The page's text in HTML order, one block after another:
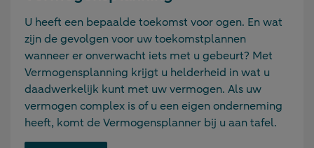
U heeft een bepaalde toekomst voor ogen. En wat
zijn de gevolgen voor uw toekomstplannen
wanneer er onverwacht iets met u gebeurt? Met
Vermogensplanning krijgt u helderheid in wat u
daadwerkelijk kunt met uw vermogen. Als uw
vermogen complex is of u een eigen onderneming
heeft, komt de Vermogensplanner bij u aan tafel.